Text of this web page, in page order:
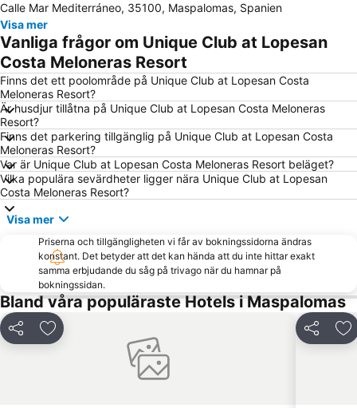
Playa de Mogán
Playa de San Agustín
Taurito
Puerto de Mogan
Vegueta
Gran Casino Costa Meloneras
Puerto de Mogán
Parque Santa Catalina
Arguineguín
Las Palmas
Maspalomas Golf
Rimini
Faro de Maspalomas
Sanddynerna i Maspalomas
Talasoterapia Canarias San Agustín
Lago Taurito Oasis
Paseo De Las Canteras
Shopping Center Meloneras Playa
Las Palmeras Golf Sport Urban Resort
Carnaval de Las Palmas de Gran Canaria
Las Burras-Puerto Chico
Playa de las Burras
Puerto de las Nieves
Paseo por la playa de Las Alcaravaneras
Puerto de Las Palmas
Spa Corallium Costa Meloneras
Calle Mar Mediterráneo, 35100, Maspalomas, Spanien
Visa mer
Vanliga frågor om Unique Club at Lopesan
Costa Meloneras Resort
Finns det ett poolområde på Unique Club at Lopesan Costa
Meloneras Resort?
Är husdjur tillåtna på Unique Club at Lopesan Costa Meloneras
Resort?
Finns det parkering tillgänglig på Unique Club at Lopesan Costa
Meloneras Resort?
Var är Unique Club at Lopesan Costa Meloneras Resort beläget?
Vilka populära sevärdheter ligger nära Unique Club at Lopesan
Costa Meloneras Resort?
Visa mer
Priserna och tillgängligheten vi får av bokningssidorna ändras
konstant. Det betyder att det kan hända att du inte hittar exakt
samma erbjudande du såg på trivago när du hamnar på
bokningssidan.
Bland våra populäraste Hotels i Maspalomas
Dela Lägg till i Mina Favoriter Dela